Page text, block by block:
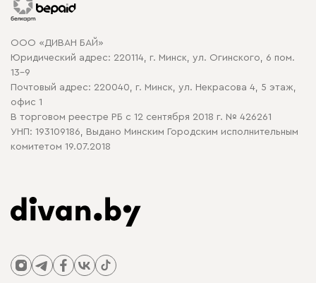
Карта сайта
Политика конфиденциальности
Политика в отношении обработки cookie
ООО «ДИВАН БАЙ»
Юридический адрес: 220114, г. Минск, ул. Огинского, 6 пом.
13-9
Почтовый адрес: 220040, г. Минск, ул. Некрасова 4, 5 этаж,
офис 1
В торговом реестре РБ с 12 сентября 2018 г. № 426261
УНП: 193109186, Выдано Минским Городским исполнительным
комитетом 19.07.2018